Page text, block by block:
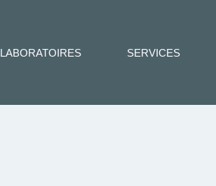
LABORATOIRES SERVICES